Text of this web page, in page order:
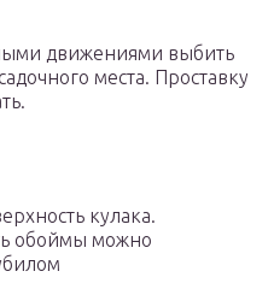
движениями выбить
места. Проставку
кулака.
обоймы можно